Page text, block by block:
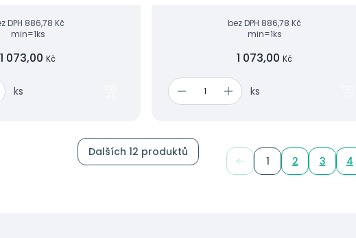
DPH 886,78 Kč
min=1ks
1 073,00Kč
ks
bez DPH 886,78 Kč
min=1ks
1 073,00Kč
ks
Dalších 12 produktů
1 2 3 4